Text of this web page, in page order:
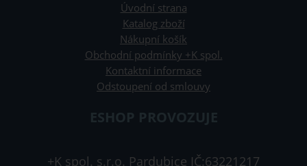
Úvodní strana
Katalog zboží
Nákupní košík
Obchodní podmínky +K spol.
Kontaktní informace
Odstoupení od smlouvy
ESHOP PROVOZUJE
+K spol. s.r.o. Pardubice IČ:63221217